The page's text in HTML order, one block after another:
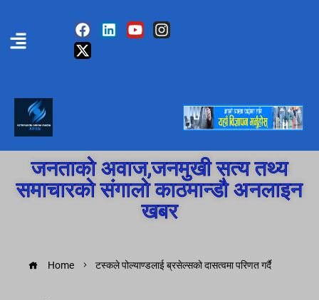
जनताको अवाज,जनमुखी सत्य तथ्य
समाचारको संगालो काठमान्डौ अनलाइन
खबर
Home टस्कले पोल्याण्डलाई ब्रसेल्सको दासत्वमा परिणत गर्दै